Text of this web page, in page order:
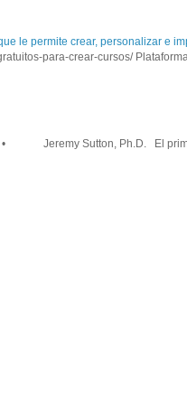
le permite crear, personalizar e
para-crear-cursos/
• Jeremy Sutton, Ph.D. El